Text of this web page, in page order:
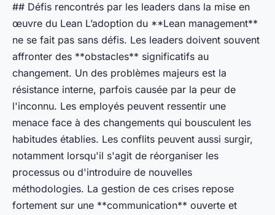
## Défis rencontrés par les leaders dans la mise en
œuvre du Lean L’adoption du **Lean management**
ne se fait pas sans défis. Les leaders doivent souvent
affronter des **obstacles** significatifs au
changement. Un des problèmes majeurs est la
résistance interne, parfois causée par la peur de
l'inconnu. Les employés peuvent ressentir une
menace face à des changements qui bousculent les
habitudes établies. Les conflits peuvent aussi surgir,
notamment lorsqu'il s'agit de réorganiser les
processus ou d'introduire de nouvelles
méthodologies. La gestion de ces crises repose
fortement sur une **communication** ouverte et